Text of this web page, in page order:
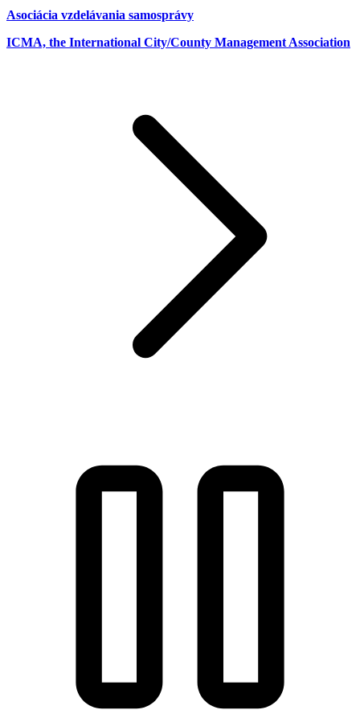
Asociácia vzdelávania samosprávy
ICMA, the International City/County Management Association